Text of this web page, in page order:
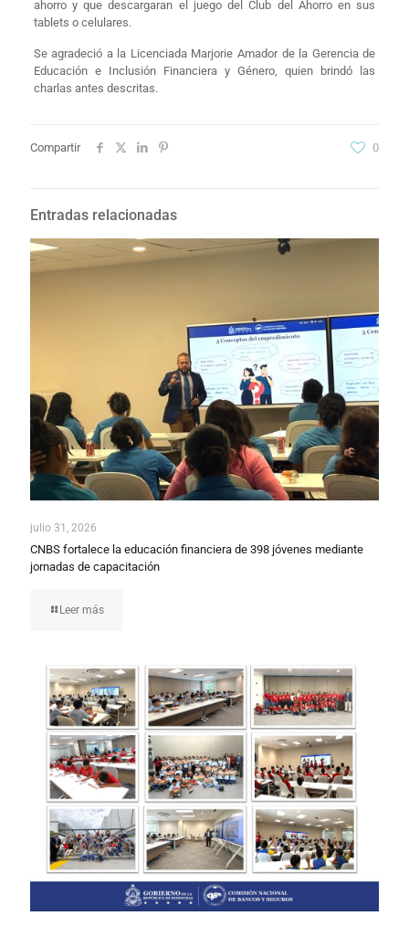
ahorro y que descargaran el juego del Club del Ahorro en sus
tablets o celulares.
Se agradeció a la Licenciada Marjorie Amador de la Gerencia de
Educación e Inclusión Financiera y Género, quien brindó las
charlas antes descritas.
Compartir 0
Entradas relacionadas
julio 31, 2026
CNBS fortalece la educación financiera de 398 jóvenes mediante
jornadas de capacitación
Leer más